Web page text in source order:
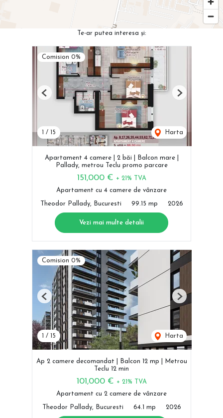
Te-ar putea interesa și:
Comision 0%
/ 15 Harta
Previous Next
Apartament 4 camere | 2 băi | Balcon mare |
Pallady, metrou Teclu promo parcare
151,000 € + 21% TVA
Apartament cu 4 camere de vânzare
Theodor Pallady, Bucuresti 99.15 mp 2026
Vezi mai multe detalii
Comision 0%
1 / 15 Harta
Previous Next
Ap 2 camere decomandat | Balcon 12 mp | Metrou
Teclu 12 min
101,000 € + 21% TVA
Apartament cu 2 camere de vânzare
Theodor Pallady, Bucuresti 64.1 mp 2026